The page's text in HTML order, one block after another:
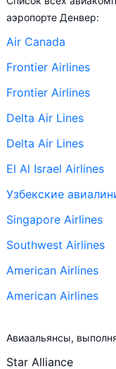
аэропорте Денвер:
Air Canada
Frontier Airlines
Frontier Airlines
Delta Air Lines
Delta Air Lines
El Al Israel Airlines
Узбекские
Singapore Airlines
Southwest Airlines
American Airlines
American Airlines
United Airlines
Авиаальянсы,
Star Alliance